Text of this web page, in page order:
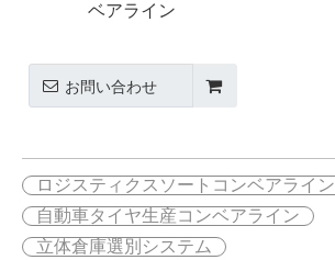
ベアライン
お問い合わせ
ロジスティクスソートコンベアライン
自動車タイヤ生産コンベアライン
立体倉庫選別システム